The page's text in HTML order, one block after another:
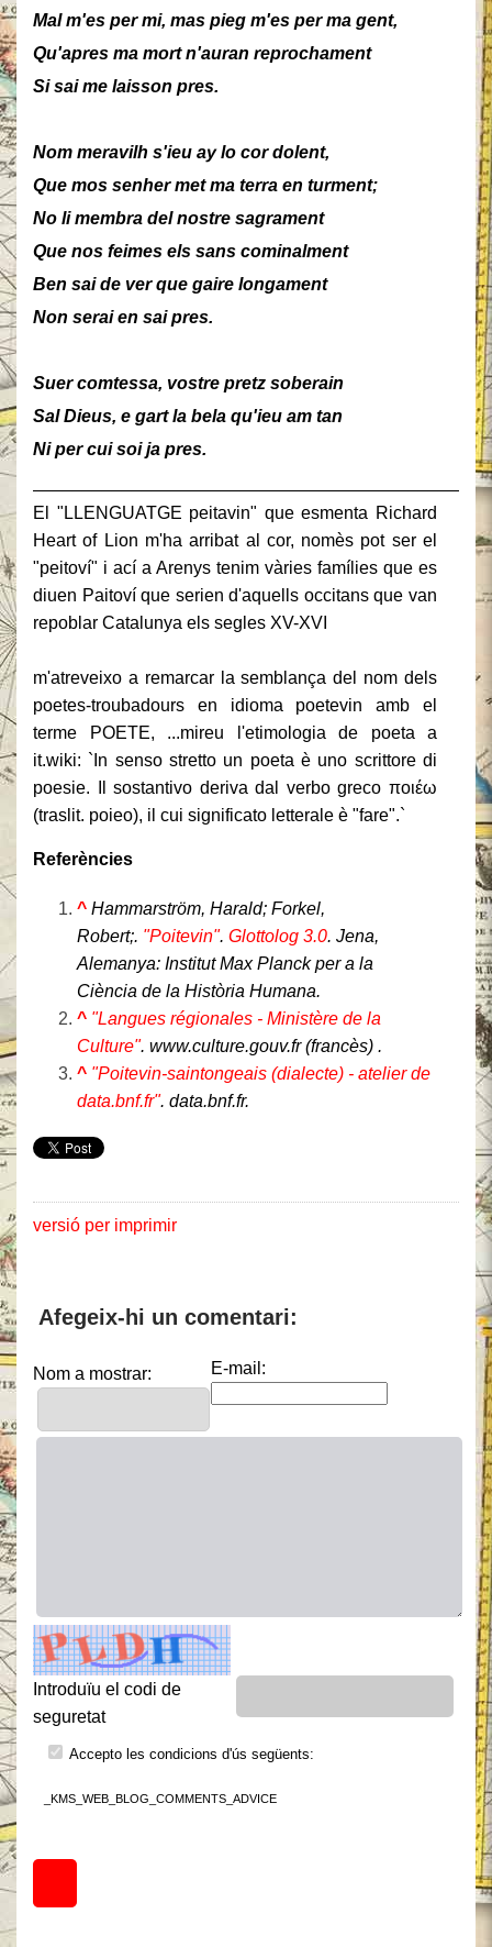
Mal m'es per mi, mas pieg m'es per ma gent,
Qu'apres ma mort n'auran reprochament
Si sai me laisson pres.
Nom meravilh s'ieu ay lo cor dolent,
Que mos senher met ma terra en turment;
No li membra del nostre sagrament
Que nos feimes els sans cominalment
Ben sai de ver que gaire longament
Non serai en sai pres.
Suer comtessa, vostre pretz soberain
Sal Dieus, e gart la bela qu'ieu am tan
Ni per cui soi ja pres.
El "LLENGUATGE peitavin" que esmenta Richard
Heart of Lion m'ha arribat al cor, nomès pot ser el
"peitoví" i ací a Arenys tenim vàries famílies que es
diuen Paitoví que serien d'aquells occitans que van
repoblar Catalunya els segles XV-XVI
m'atreveixo a remarcar la semblança del nom dels
poetes-troubadours en idioma poetevin amb el
terme POETE, ...mireu l'etimologia de poeta a
it.wiki: `In senso stretto un poeta è uno scrittore di
poesie. Il sostantivo deriva dal verbo greco ποιέω
(traslit. poieo), il cui significato letterale è "fare".`
Referències
^ Hammarström, Harald; Forkel,
Robert;. "Poitevin". Glottolog 3.0. Jena,
Alemanya: Institut Max Planck per a la
Ciència de la Història Humana.
^ "Langues régionales - Ministère de la
Culture". www.culture.gouv.fr (francès) .
^ "Poitevin-saintongeais (dialecte) - atelier de
data.bnf.fr". data.bnf.fr.
versió per imprimir
Afegeix-hi un comentari:
Nom a mostrar: E-mail:
Introduïu el codi de
seguretat
Accepto les condicions d'ús següents:
_KMS_WEB_BLOG_COMMENTS_ADVICE